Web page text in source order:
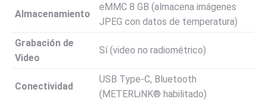
Almacenamiento
eMMC 8 GB (almacena imágenes
JPEG con datos de temperatura)
Grabación de
Video
Sí (video no radiométrico)
Conectividad
USB Type-C, Bluetooth
(METERLiNK® habilitado)